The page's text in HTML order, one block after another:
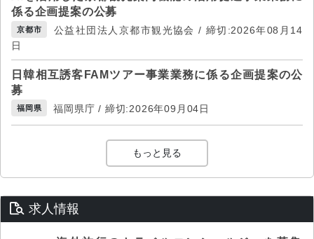
係る企画提案の公募
京都市
公益社団法人京都市観光協会 / 締切:2026年08月14
日
日韓相互誘客FAMツアー事業業務に係る企画提案の公
募
福岡県 福岡県庁 / 締切:2026年09月04日
もっと見る
求人情報